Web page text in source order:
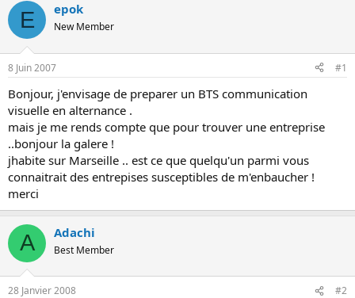
t
e
r
d
e
l
d
i
s
c
u
s
o
n
t
e
d
é
b
t
E epok
New Member
8 Juin 2007 #1
Bonjour, j'envisage de preparer un BTS communication
visuelle en alternance .
mais je me rends compte que pour trouver une entreprise
..bonjour la galere !
jhabite sur Marseille .. est ce que quelqu'un parmi vous
connaitrait des entrepises susceptibles de m'enbaucher !
merci
A Adachi
Best Member
28 Janvier 2008 #2